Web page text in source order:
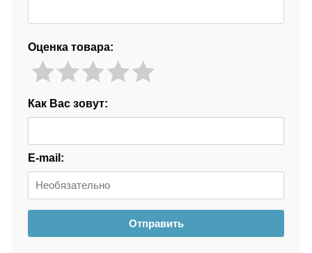
Оценка товара:
Как Вас зовут:
E-mail:
Отправить